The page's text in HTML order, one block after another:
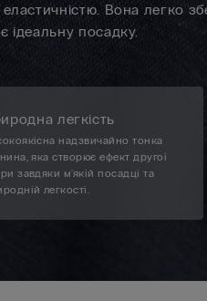
еластичністю. Вона легко
ідеальну посадку.
легкість
надзвичайно тонка
яка створює ефект другої
завдяки м'якій посадці та
легкості.